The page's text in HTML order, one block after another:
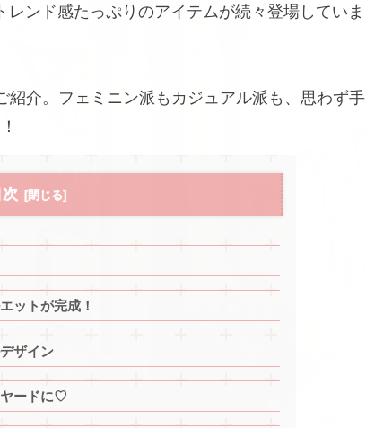
ンド感たっぷりのアイテムが続々登場していま
介。フェミニン派もカジュアル派も、思わず手
次
ットが完成！
ザイン
ヤードに♡